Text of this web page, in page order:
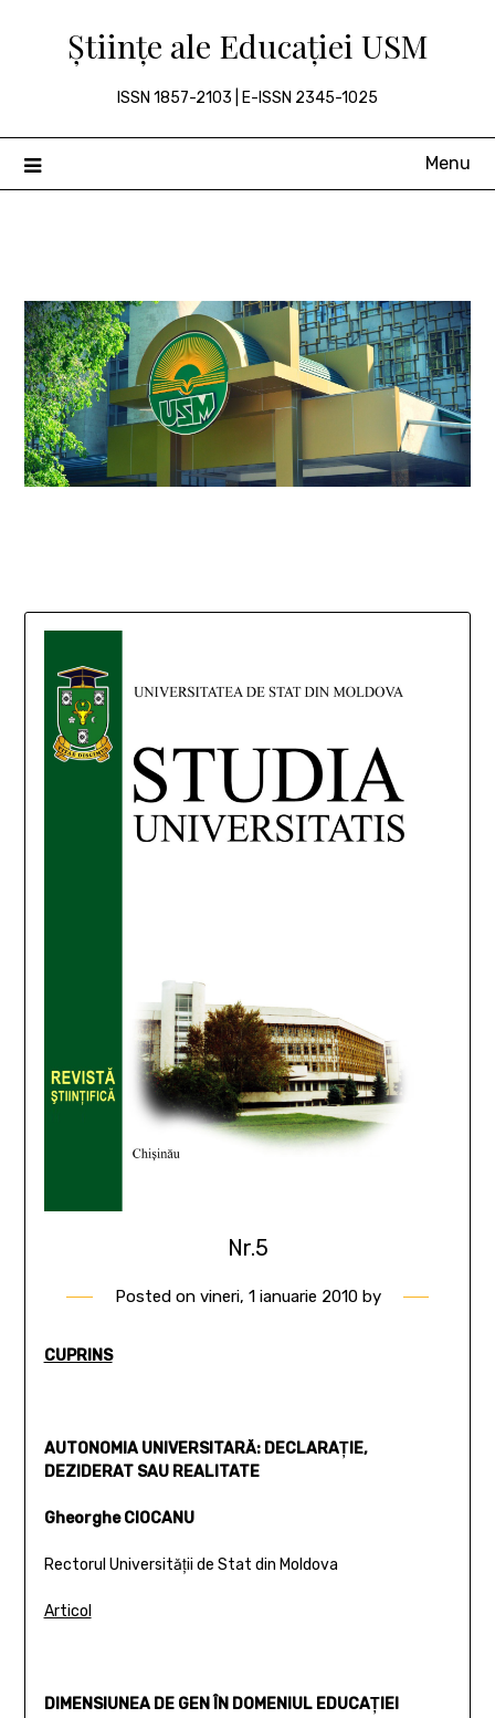
Științe ale Educației USM
ISSN 1857-2103 | E-ISSN 2345-1025
Menu
Nr.5
Posted on vineri, 1 ianuarie 2010by
CUPRINS
AUTONOMIA UNIVERSITARĂ: DECLARAŢIE,
DEZIDERAT SAU REALITATE
Gheorghe CIOCANU
Rectorul Universităţii de Stat din Moldova
Articol
DIMENSIUNEA DE GEN ÎN DOMENIUL EDUCAŢIEI